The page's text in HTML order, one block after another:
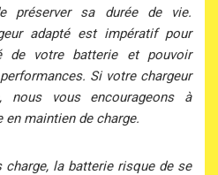
préserver sa durée de vie.
adapté est impératif pour
de votre batterie et pouvoir
Si votre chargeur
nous vous encourageons à
maintien de charge.
charge, la batterie risque de se